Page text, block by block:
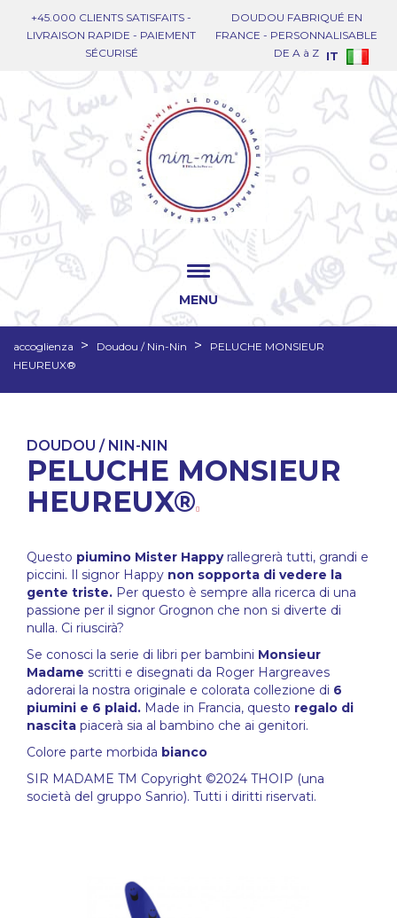
+45.000 CLIENTS SATISFAITS -
LIVRAISON RAPIDE - PAIEMENT
SÉCURISÉ
DOUDOU FABRIQUÉ EN
FRANCE - PERSONNALISABLE
DE A à Z IT
MENU
accoglienza Doudou / Nin-Nin
PELUCHE MONSIEUR
HEUREUX®
DOUDOU / NIN-NIN
PELUCHE MONSIEUR
HEUREUX®
Questo piumino Mister Happyrallegrerà tutti, grandi e
piccini. Il signor Happy non sopporta di vedere la
gente triste. Per questo è sempre alla ricerca di una
passione per il signor Grognon che non si diverte di
nulla. Ci riuscirà?
Se conosci la serie di libri per bambini Monsieur
Madame scritti e disegnati da Roger Hargreaves
adorerai la nostra originale e colorata collezione di 6
piumini e 6 plaid. Made in Francia, questo regalo di
nascita piacerà sia al bambino che ai genitori.
Colore parte morbida bianco
SIR MADAME TM Copyright ©2024 THOIP (una
società del gruppo Sanrio). Tutti i diritti riservati.